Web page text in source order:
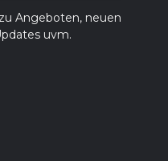
Angeboten, neuen
uvm.